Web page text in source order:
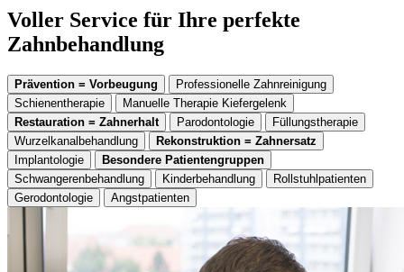
Voller Service für Ihre perfekte
Zahnbehandlung
Prävention = Vorbeugung
Professionelle Zahnreinigung
Schienentherapie
Manuelle Therapie Kiefergelenk
Restauration = Zahnerhalt
Parodontologie
Füllungstherapie
Wurzelkanalbehandlung
Rekonstruktion = Zahnersatz
Implantologie
Besondere Patientengruppen
Schwangerenbehandlung
Kinderbehandlung
Rollstuhlpatienten
Gerodontologie
Angstpatienten